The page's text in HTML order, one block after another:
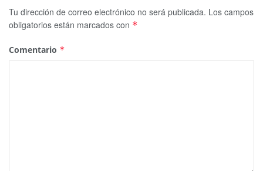
Tu dirección de correo electrónico no será publicada. Los campos
obligatorios están marcados con *
Comentario *